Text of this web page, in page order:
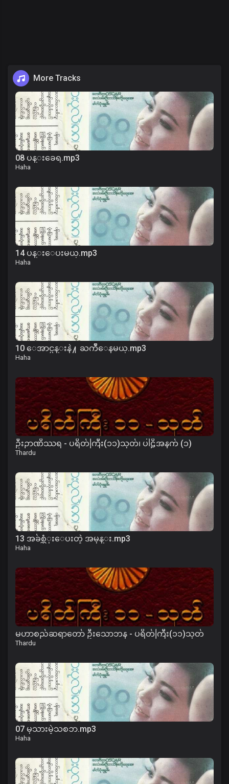
More Tracks
08 ပန္းခေရ.mp3
Haha
14 ပန္းေပးမယ္.mp3
Haha
10 ေအာင္ပန္းနဲ႔ ႀကိဳေနမယ္.mp3
Haha
ဦးဉာဏိဿရ - ပရိတ်ကြီး(၁၁)သုတ်၊ ပါဠိအနက် (၁)
Thardu
13 အခ်စ္ဆံုးေပးတဲ့ အမုန္း.mp3
Haha
မဟာစည်ဆရာတော် ဦးသောဘန - ပရိတ်ကြီး(၁၁)သုတ်
Thardu
07 မုသားမဲ့သစၥာ.mp3
Haha